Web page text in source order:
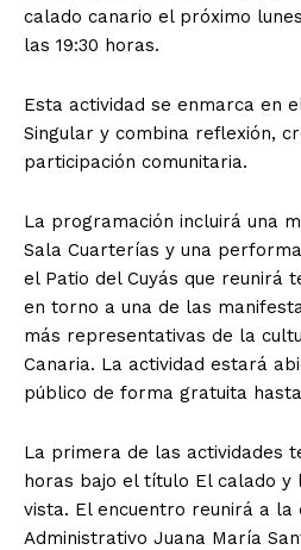
calado canario el próximo
las 19:30 horas.
Esta actividad se enmarca en
Singular y combina reflexión,
participación comunitaria.
La programación incluirá una
Sala Cuarterías y una
el Patio del Cuyás que reunirá
en torno a una de las
más representativas de la
Canaria. La actividad estará
público de forma gratuita
La primera de las actividades
horas bajo el título El calado y
vista. El encuentro reunirá a la
Administrativo Juana María